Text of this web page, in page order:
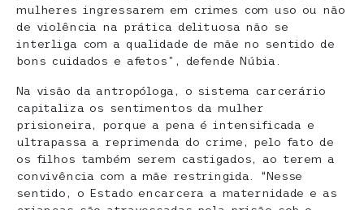
mulheres ingressarem em crimes com uso ou não
de violência na prática delituosa não se
interliga com a qualidade de mãe no sentido de
bons cuidados e afetos”, defende Núbia.
Na visão da antropóloga, o sistema carcerário
capitaliza os sentimentos da mulher
prisioneira, porque a pena é intensificada e
ultrapassa a reprimenda do crime, pelo fato de
os filhos também serem castigados, ao terem a
convivência com a mãe restringida. “Nesse
sentido, o Estado encarcera a maternidade e as